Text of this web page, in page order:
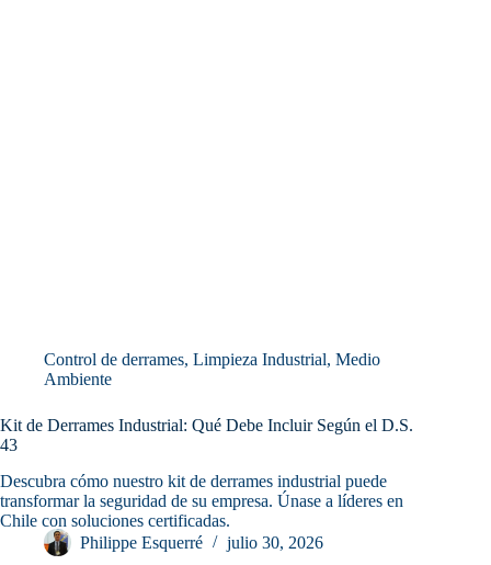
Control de derrames, Limpieza Industrial, Medio
Ambiente
Kit de Derrames Industrial: Qué Debe Incluir Según el D.S.
43
Descubra cómo nuestro kit de derrames industrial puede
transformar la seguridad de su empresa. Únase a líderes en
Chile con soluciones certificadas.
Philippe Esquerré
julio 30, 2026